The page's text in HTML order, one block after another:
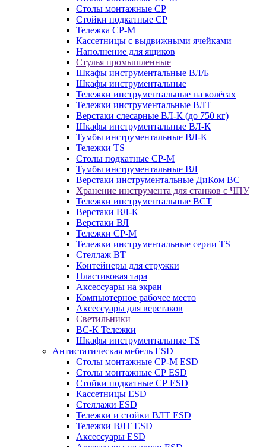
Столы монтажные СР
Стойки подкатные СР
Тележка СР-М
Кассетницы с выдвижными ячейками
Наполнение для ящиков
Стулья промышленные
Шкафы инструментальные ВЛ/Б
Шкафы инструментальные
Тележки инструментальные на колёсах
Тележки инструментальные ВЛТ
Верстаки слесарные ВЛ-К (до 750 кг)
Шкафы инструментальные ВЛ-К
Тумбы инструментальные ВЛ-К
Тележки TS
Столы подкатные СР-М
Тумбы инструментальные ВЛ
Верстаки инструментальные ДиКом ВС
Хранение инструмента для станков с ЧПУ
Тележки инструментальные ВСТ
Верстаки ВЛ-К
Верстаки ВЛ
Тележки СР-М
Тележки инструментальные серии TS
Стеллаж ВТ
Контейнеры для стружки
Пластиковая тара
Аксессуары на экран
Компьютерное рабочее место
Аксессуары для верстаков
Светильники
ВС-К Тележки
Шкафы инструментальные TS
Антистатическая мебель ESD
Столы монтажные СР-М ESD
Столы монтажные СР ESD
Стойки подкатные СР ESD
Кассетницы ESD
Стеллажи ESD
Тележки и стойки ВЛТ ESD
Тележки ВЛТ ESD
Аксессуары ESD